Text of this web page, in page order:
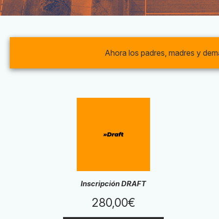
Ahora los padres, madres y
Inscripción DRAFT
280,00€